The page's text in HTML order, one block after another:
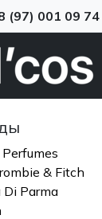
(97) 001 09 74
& Fitch
Di Parma